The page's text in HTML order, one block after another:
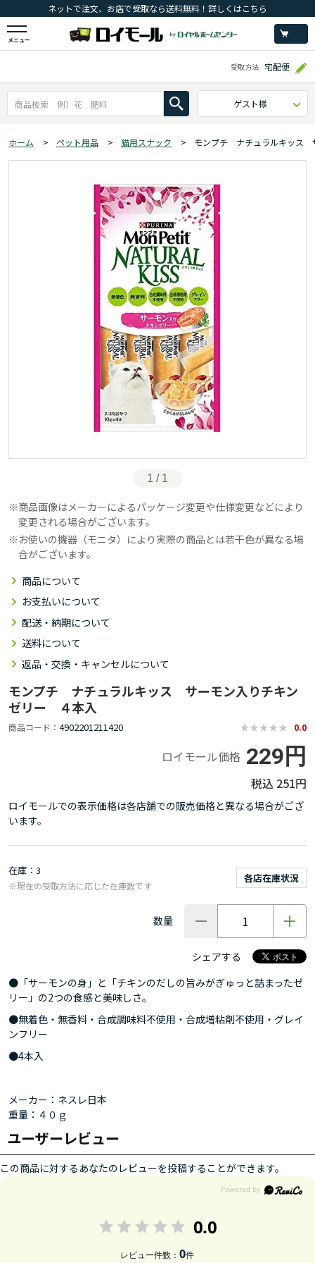
ネットで注文、お店で受取なら送料無料！詳しくはこちら
メニュー
受取方法 宅配便
ゲスト様
ホーム > ペット用品 > 猫用スナック > モンプチ ナチュラルキッス
1 / 1
商品画像はメーカーによるパッケージ変更や仕様変更などにより
変更される場合がございます。
お使いの機器（モニタ）により実際の商品とは若干色が異なる場
合がございます。
商品について
お支払いについて
配送・納期について
送料について
返品・交換・キャンセルについて
モンプチ ナチュラルキッス サーモン入りチキン
ゼリー ４本入
商品コード 4902201211420 0.0
ロイモール価格 229円
251円
ロイモールでの表示価格は各店舗での販売価格と異なる場合がござ
います。
在庫 3
各店在庫状況
※現在の受取方法に応じた在庫数です
数量
シェアする
●「サーモンの身」と「チキンのだしの旨みがぎゅっと詰まったゼ
リー」の2つの食感と美味しさ。
●無着色・無香料・合成調味料不使用・合成増粘剤不使用・グレイ
ンフリー
●4本入
メーカー：ネスレ日本
重量：４０ｇ
ユーザーレビュー
この商品に対するあなたのレビューを投稿することができます。
0.0
レビュー件数：0件